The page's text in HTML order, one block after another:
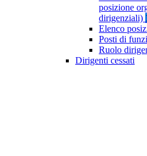
posizione
dirigenziali)
Elenco
Posti di
Ruolo
Dirigenti cessati